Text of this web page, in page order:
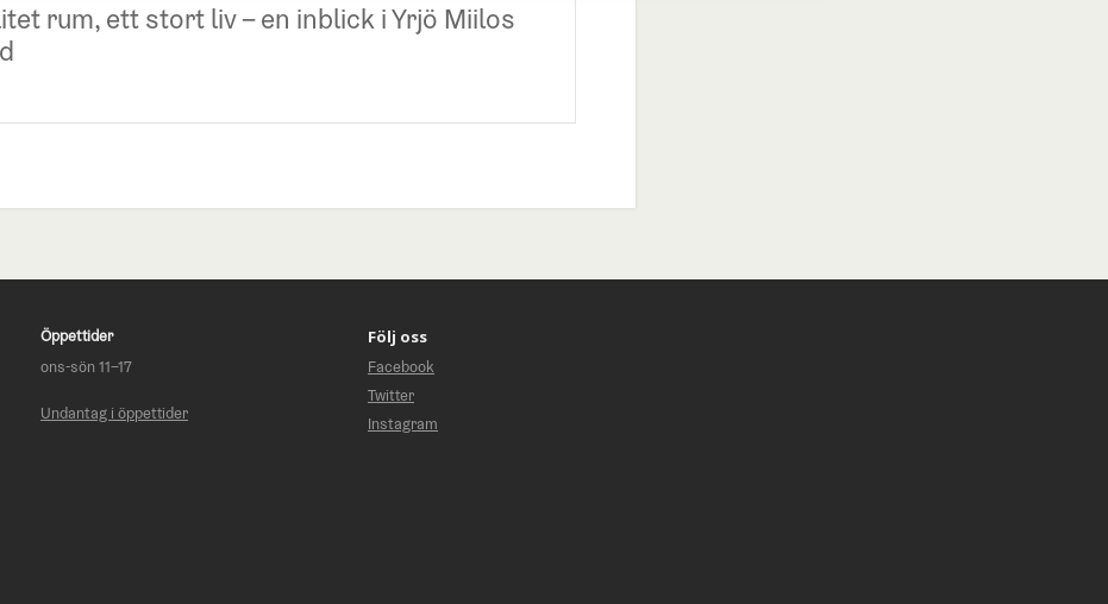
rum, ett stort liv – en inblick i Yrjö Miilos
Öppettider
ons-sön 11–17
Undantag i öppettider
Följ oss
Facebook
Twitter
Instagram